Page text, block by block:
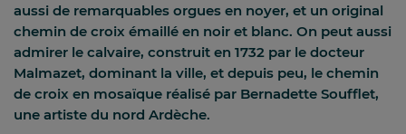
aussi de remarquables orgues en noyer, et un original
chemin de croix émaillé en noir et blanc. On peut aussi
admirer le calvaire, construit en 1732 par le docteur
Malmazet, dominant la ville, et depuis peu, le chemin
de croix en mosaïque réalisé par Bernadette Soufflet,
une artiste du nord Ardèche.